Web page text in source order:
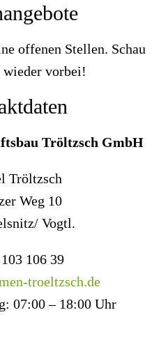
offenen Stellen. Schau
wieder vorbei!
Tröltzsch GmbH
Tröltzsch
Weg 10
Vogtl.
106 39
troeltzsch.de
07:00 – 18:00 Uhr